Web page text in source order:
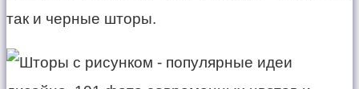
так и черные шторы.